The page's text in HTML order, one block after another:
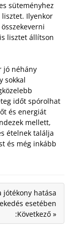
süteményhez
Ilyenkor
lisztet állítson
jó néhány
sokkal
időt spórolhat
és energiát
mellett,
ételnek találja
és még inkább
jótékony hatása
esetében
:Következő »